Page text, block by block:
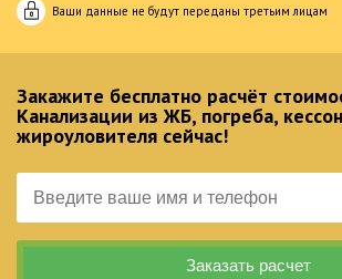
Ваши данные не будут переданы третьим лицам
Закажите бесплатно расчёт
Канализации из ЖБ, погреба,
жироуловителя сейчас!